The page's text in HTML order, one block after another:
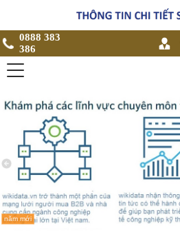
0888 383
386
năm mới